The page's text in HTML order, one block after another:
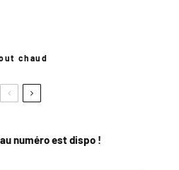
chaud
numéro est dispo !